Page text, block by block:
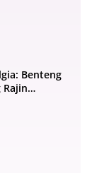
Benteng